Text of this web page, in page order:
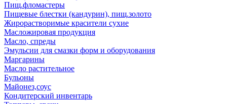
Пищ.фломастеры
Пищевые блестки (кандурин), пищ.золото
Жирорастворимые красители сухие
Масложировая продукция
Масло, спреды
Эмульсии для смазки форм и оборудования
Маргарины
Масло растительное
Бульоны
Майонез,соус
Кондитерский инвентарь